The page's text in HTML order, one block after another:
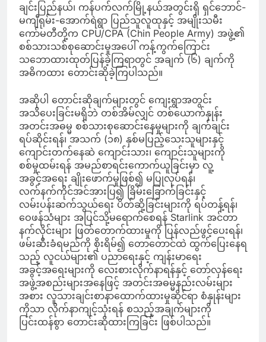
ချင်းပြည်နယ်၊ ကန်ပက်လက်မြို့နယ်အတွင်းရှိ ရှင်ဘောင်-
မကျီရုမ်း-အောက်ရဲရွာ ပြည်သူလူထုနှင့် အမျိုးသမီး
ကော်မတီတို့က CPU/CPA (Chin People Army) အဖွဲ့၏
စစ်သားသစ်စုဆောင်းမှုအပေါ် ကန့်ကွက်ကြောင်း
သဘောထားထုတ်ပြန်ခဲ့ကြရာတွင် အချက် (၆) ချက်ကို
အဓိကထား တောင်းဆိုခဲ့ကြပါသည်။
အဆိုပါ တောင်းဆိုချက်များတွင် ကျေးရွာအတွင်း
အသိပေးခြင်းမရှိဘဲ တစ်အိမ်လျှင် တစ်ယောက်နှုန်း
အတင်းအဓမ္မ စစ်သားစုဆောင်းနေမှုများကို ချက်ချင်း
ရပ်ဆိုင်းရန်၊ အသက် (၁၈) နှစ်မပြည့်သေးသူများနှင့်
ကျောင်းတက်နေဆဲ ကျောင်းသား၊ ကျောင်းသူများကို
စစ်မှုထမ်းရန် အမည်စာရင်းကောက်ယူခြင်းမှာ လူ့
အခွင့်အရေး ချိုးဖောက်မှုဖြစ်၍ မပြုလုပ်ရန်၊
လက်နက်ကိုင်အင်အားပြ၍ ခြိမ်းခြောက်ခြင်းနှင့်
လမ်းပန်းဆက်သွယ်ရေး ပိတ်ဆို့ခြင်းများကို ရပ်တန့်ရန်၊
ဝေဖန်သံများ အပြင်သို့မရောက်စေရန် Starlink အင်တာ
နက်လိုင်းများ ဖြတ်တောက်ထားမှုကို ပြန်လည်ဖွင့်ပေးရန်၊
ဖမ်းဆီးခံရမည်ကို စိုးရိမ်၍ တောတောင်ထဲ ထွက်ပြေးနေရ
သည့် လူငယ်များ၏ ပညာရေးနှင့် ကျန်းမာရေး
အခွင့်အရေးများကို လေးစားလိုက်နာရန်နှင့် တော်လှန်ရေး
အဖွဲ့အစည်းများအနေဖြင့် အတင်းအဓမ္မနည်းလမ်းများ
အစား လူသားချင်းစာနာထောက်ထားမှုဆိုင်ရာ စံနှုန်းများ
ကိုသာ လိုက်နာကျင့်သုံးရန် စသည့်အချက်များကို
ပြင်းထန်စွာ တောင်းဆိုထားကြခြင်း ဖြစ်ပါသည်။